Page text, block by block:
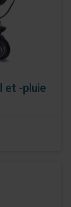
et -pluie